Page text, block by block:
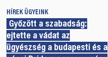
HÍREK ÜGYEINK
Győzött a szabadság:
ejtette a vádat az
ügyészség a budapesti és a